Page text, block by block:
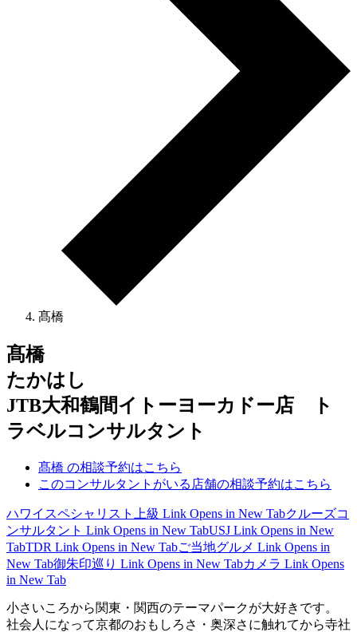
髙橋
髙橋
たかはし
JTB大和鶴間イトーヨーカドー店 ト
ラベルコンサルタント
髙橋 の相談予約はこちら
このコンサルタントがいる店舗の相談予約はこちら
ハワイスペシャリスト上級 Link Opens in New Tabクルーズコ
ンサルタント Link Opens in New TabUSJ Link Opens in New
TabTDR Link Opens in New Tabご当地グルメ Link Opens in
New Tab御朱印巡り Link Opens in New Tabカメラ Link Opens
in New Tab
小さいころから関東・関西のテーマパークが大好きです。
社会人になって京都のおもしろさ・奥深さに触れてから寺社